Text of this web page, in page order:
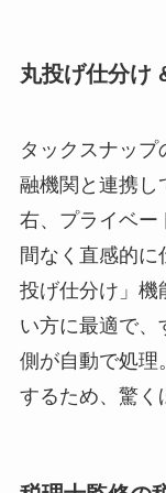
丸投げ仕分け
タックスナッ
融機関と連携し
右、プライベー
間なく直感的
投げ仕分け」機
い方に最適で、
側が自動で処理
するため、驚く